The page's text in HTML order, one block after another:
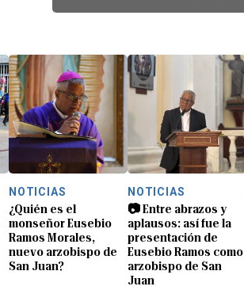
NOTICIAS
¿Quién es el
monseñor Eusebio
Ramos Morales,
nuevo arzobispo de
San Juan?
NOTICIAS
📷 Entre abrazos y
aplausos: así fue la
presentación de
Eusebio Ramos como
arzobispo de San
Juan